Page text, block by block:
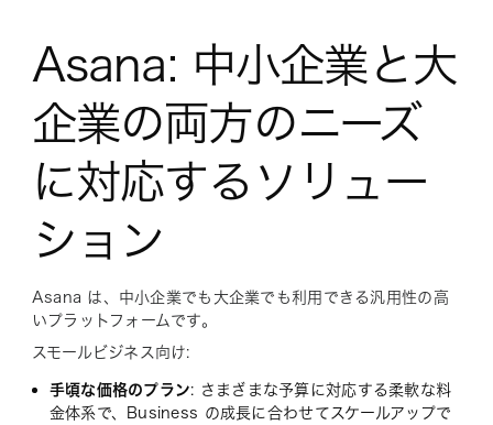
Asana: 中小企業と大
企業の両方のニーズ
に対応するソリュー
ション
Asana は、中小企業でも大企業でも利用できる汎用性の高
いプラットフォームです。
スモールビジネス向け:
手頃な価格のプラン: さまざまな予算に対応する柔軟な料
金体系で、Business の成長に合わせてスケールアップで